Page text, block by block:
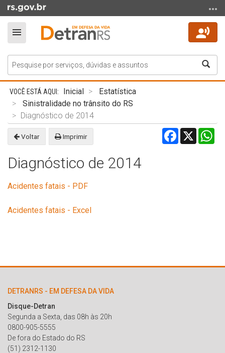
para
conteúdo
para
o
menu
para
busca
Alterna
a
navegação
Início
conteúdo
Inicial
Estatística
Sinistralidade no trânsito do RS
Diagnóstico de 2014
Voltar Imprimir Facebook
X
Diagnóstico de 2014
Acidentes fatais - PDF
Acidentes fatais - Excel
DETRANRS - EM DEFESA DA VIDA
Disque-Detran
Segunda a Sexta, das 08h às 20h
0800-905-5555
De fora do Estado do RS
(51) 2312-1130